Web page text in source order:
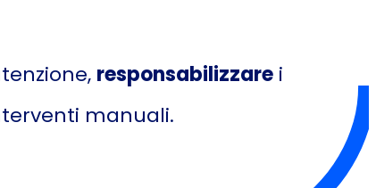
responsabilizzarei
manuali.